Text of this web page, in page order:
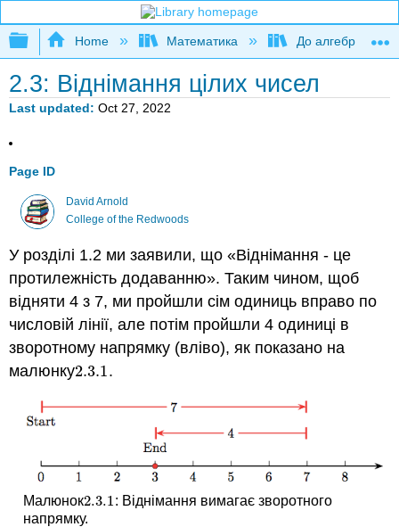
Expand/collapse global hierarchy
Home Математика До алгебри
2.3: Віднімання цілих чисел
Last updated Oct 27, 2022
Page ID
David Arnold
College of the Redwoods
У розділі 1.2 ми заявили, що «Віднімання - це
протилежність додаванню». Таким чином, щоб
відняти 4 з 7, ми пройшли сім одиниць вправо по
числовій лінії, але потім пройшли 4 одиниці в
зворотному напрямку (вліво), як показано на
малюнку2.3.1
2.3.1.
Малюнок2.3.1
2.3.1: Віднімання вимагає зворотного
напрямку.